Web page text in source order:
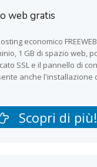
web gratis
economico
1 GB di spazio web,
SSL e il pannello di
anche l'installazione
Scopri di più!